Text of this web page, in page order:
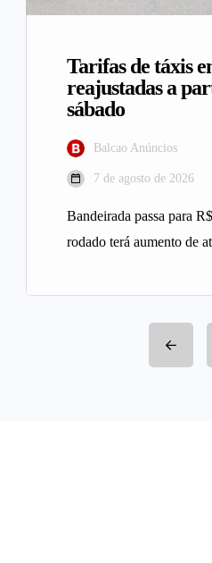
Tarifas de táxis
reajustadas a
sábado
Balcao Anúncios
7 de agosto de 2026
Bandeirada passa para
rodado terá aumento de